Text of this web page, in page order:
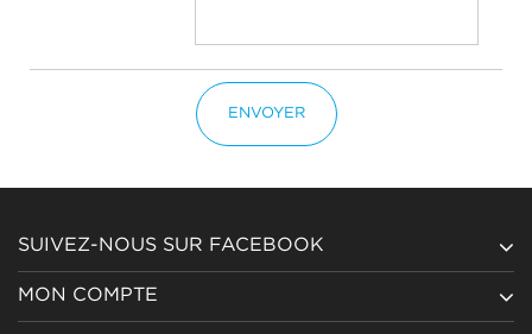
ENVOYER
SUIVEZ-NOUS SUR FACEBOOK
MON COMPTE